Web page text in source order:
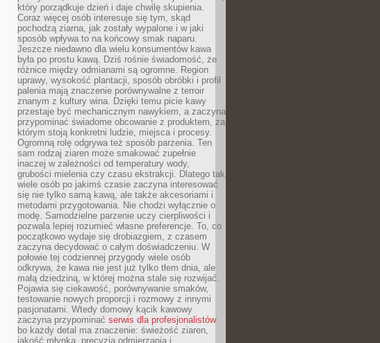
który porządkuje dzień i daje chwilę skupienia.
Coraz więcej osób interesuje się tym, skąd
pochodzą ziarna, jak zostały wypalone i w jaki
sposób wpływa to na końcowy smak naparu.
Jeszcze niedawno dla wielu konsumentów kawa
była po prostu kawą. Dziś rośnie świadomość, że
różnice między odmianami są ogromne. Region
uprawy, wysokość plantacji, sposób obróbki i profil
palenia mają znaczenie porównywalne z terroir
znanym z kultury wina. Dzięki temu picie kawy
przestaje być mechanicznym nawykiem, a zaczyna
przypominać świadome obcowanie z produktem, za
którym stoją konkretni ludzie, miejsca i procesy.
Ogromną rolę odgrywa też sposób parzenia. Ten
sam rodzaj ziaren może smakować zupełnie
inaczej w zależności od temperatury wody,
grubości mielenia czy czasu ekstrakcji. Dlatego tak
wiele osób po jakimś czasie zaczyna interesować
się nie tylko samą kawą, ale także akcesoriami i
metodami przygotowania. Nie chodzi wyłącznie o
modę. Samodzielne parzenie uczy cierpliwości i
pozwala lepiej rozumieć własne preferencje. To, co
początkowo wydaje się drobiazgiem, z czasem
zaczyna decydować o całym doświadczeniu. W
połowie tej codziennej przygody wiele osób
odkrywa, że kawa nie jest już tylko tłem dnia, ale
małą dziedziną, w której można stale się rozwijać.
Pojawia się ciekawość, porównywanie smaków,
testowanie nowych proporcji i rozmowy z innymi
pasjonatami. Wtedy domowy kącik kawowy
zaczyna przypominać serwis dla profesjonalistów
bo każdy detal ma znaczenie: świeżość ziaren,
jakość młynka, precyzja odmierzania i